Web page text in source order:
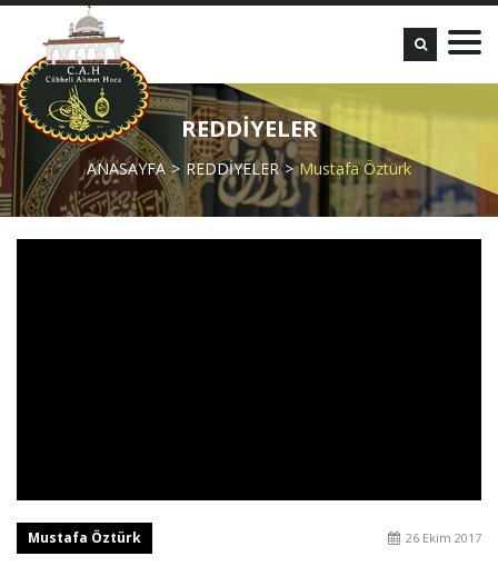
REDDİYELER
ANASAYFA REDDİYELER Mustafa Öztürk
Mustafa Öztürk 26 Ekim 2017